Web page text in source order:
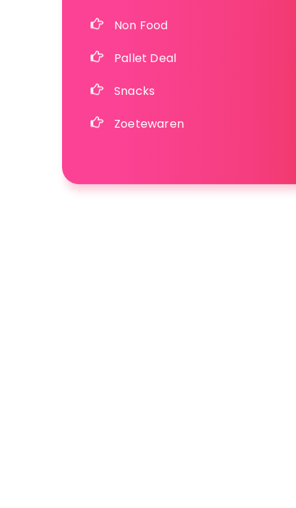
Non Food
Pallet Deal
Snacks
Zoetewaren